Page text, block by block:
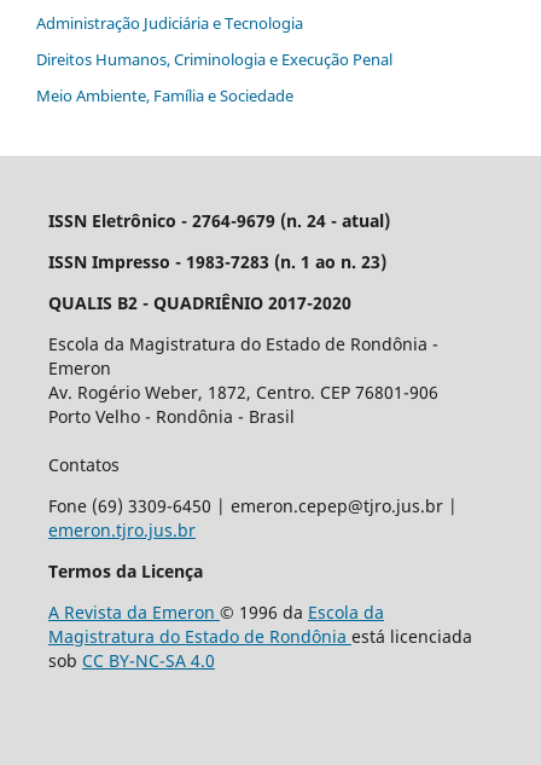
Administração Judiciária e Tecnologia
Direitos Humanos, Criminologia e Execução Penal
Meio Ambiente, Família e Sociedade
ISSN Eletrônico - 2764-9679 (n. 24 - atual)
ISSN Impresso - 1983-7283 (n. 1 ao n. 23)
QUALIS B2 - QUADRIÊNIO 2017-2020
Escola da Magistratura do Estado de Rondônia -
Emeron
Av. Rogério Weber, 1872, Centro. CEP 76801-906
Porto Velho - Rondônia - Brasil
Contatos
Fone (69) 3309-6450 | emeron.cepep@tjro.jus.br |
emeron.tjro.jus.br
Termos da Licença
A Revista da Emeron © 1996 da Escola da
Magistratura do Estado de Rondônia está licenciada
sob CC BY-NC-SA 4.0